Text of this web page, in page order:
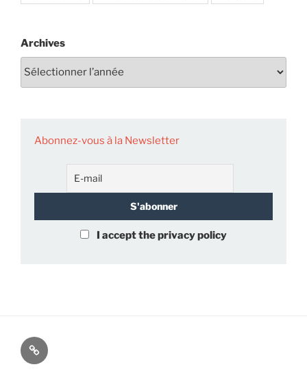
Archives
Abonnez-vous à la Newsletter
I accept the privacy policy
À
propos